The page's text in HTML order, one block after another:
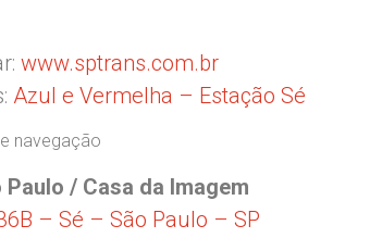
www.sptrans.com.br
Azul e Vermelha – Estação Sé
navegação
/ Casa da Imagem
– Sé – São Paulo – SP